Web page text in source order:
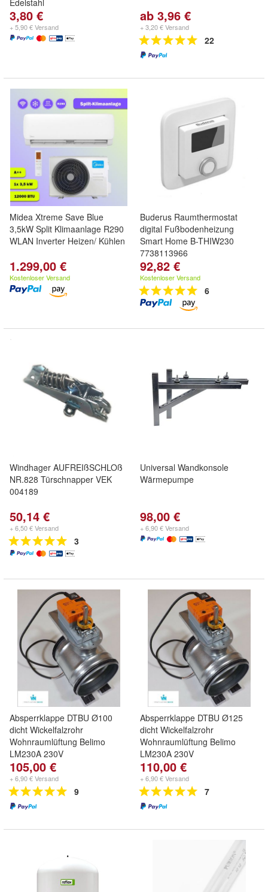
Edelstahl
3,80 €
+ 5,90 € Versand
ab 3,96 €
+ 3,20 € Versand
22
Midea Xtreme Save Blue
3,5kW Split Klimaanlage R290
WLAN Inverter Heizen/ Kühlen
1.299,00 €
Kostenloser Versand
Buderus Raumthermostat
digital Fußbodenheizung
Smart Home B-THIW230
7738113966
92,82 €
Kostenloser Versand
6
Windhager AUFREIßSCHLOß
NR.828 Türschnapper VEK
004189
50,14 €
+ 6,50 € Versand
3
Universal Wandkonsole
Wärmepumpe
98,00 €
+ 6,90 € Versand
Absperrklappe DTBU Ø100
dicht Wickelfalzrohr
Wohnraumlüftung Belimo
LM230A 230V
105,00 €
+ 6,90 € Versand
9
Absperrklappe DTBU Ø125
dicht Wickelfalzrohr
Wohnraumlüftung Belimo
LM230A 230V
110,00 €
+ 6,90 € Versand
7